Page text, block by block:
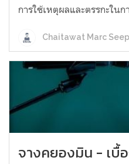
การใช้เหตุผลและตรรกะใน
Chaitawat Marc
จางคยองมิน - เบื้